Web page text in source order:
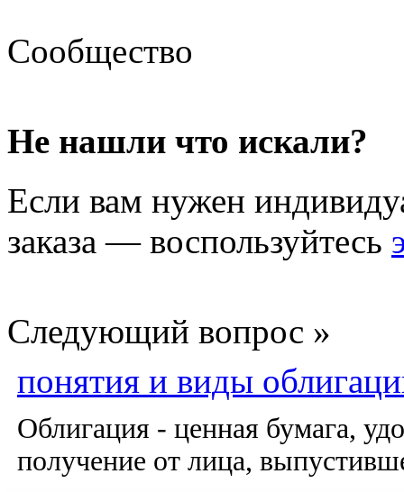
Сообщество
Не нашли что искали?
Если вам нужен
заказа — воспользуйтесь
Следующий вопрос »
понятия и виды
Облигация - ценная бумага,
получение от лица,